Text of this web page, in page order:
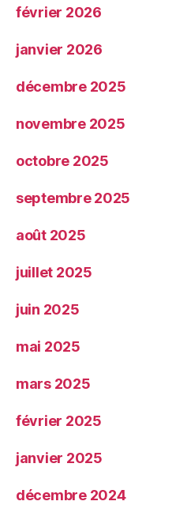
février 2026
janvier 2026
décembre 2025
novembre 2025
octobre 2025
septembre 2025
août 2025
juillet 2025
juin 2025
mai 2025
mars 2025
février 2025
janvier 2025
décembre 2024